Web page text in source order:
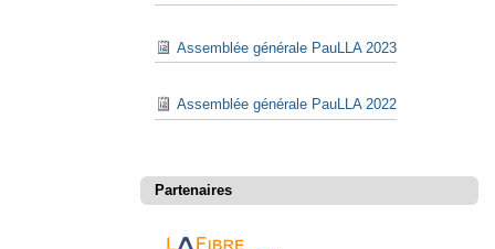
Assemblée générale PauLLA 2023
Assemblée générale PauLLA 2022
Partenaires